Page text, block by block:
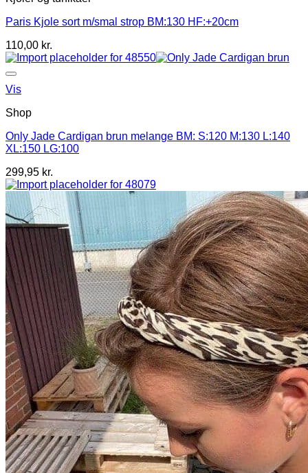
Paris Kjole sort m/smal strop BM:130 HF:+20cm
110,00 kr.
Vis
Shop
Only Jade Cardigan brun melange BM: S:120 M:130 L:140
XL:150 LG:100
299,95 kr.